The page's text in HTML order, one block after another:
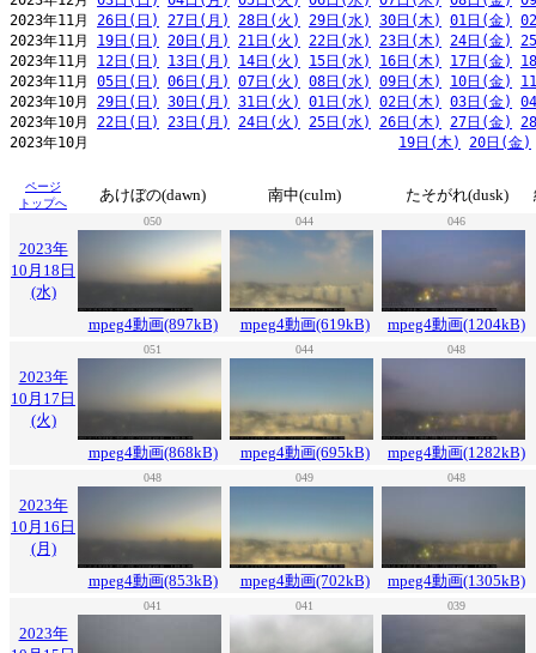
2023年11月 26日(日) 27日(月) 28日(火) 29日(水) 30日(木) 01日(金)
2023年11月 19日(日) 20日(月) 21日(火) 22日(水) 23日(木) 24日(金)
2023年11月 12日(日) 13日(月) 14日(火) 15日(水) 16日(木) 17日(金)
2023年11月 05日(日) 06日(月) 07日(火) 08日(水) 09日(木) 10日(金)
2023年10月 29日(日) 30日(月) 31日(火) 01日(水) 02日(木) 03日(金)
2023年10月 22日(日) 23日(月) 24日(火) 25日(水) 26日(木) 27日(金)
2023年10月 19日(木) 20日(金)
ページ
トップへ
あけぼの(dawn) 南中(culm) たそがれ(dusk)
050 044 046
2023年
10月18日
(水)
mpeg4動画(897kB)
mpeg4動画(619kB) mpeg4動画(1204kB)
051 044 048
2023年
10月17日
(火)
mpeg4動画(868kB)
mpeg4動画(695kB) mpeg4動画(1282kB)
048 049 048
2023年
10月16日
(月)
mpeg4動画(853kB)
mpeg4動画(702kB) mpeg4動画(1305kB)
041 041 039
2023年